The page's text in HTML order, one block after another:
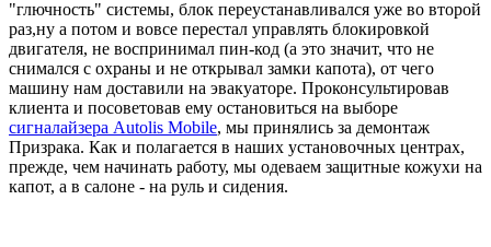
"глючность" системы, блок переустанавливался уже во второй
раз,ну а потом и вовсе перестал управлять блокировкой
двигателя, не воспринимал пин-код (а это значит, что не
снимался с охраны и не открывал замки капота), от чего
машину нам доставили на эвакуаторе. Проконсультировав
клиента и посоветовав ему остановиться на выборе
сигналайзера Autolis Mobile, мы принялись за демонтаж
Призрака. Как и полагается в наших установочных центрах,
прежде, чем начинать работу, мы одеваем защитные кожухи на
капот, а в салоне - на руль и сидения.